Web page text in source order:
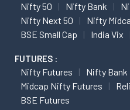
Nifty 50 Nifty Bank
Nifty Next 50
Nifty
BSE Small Cap
India Vix
FUTURES :
Nifty Futures
Nifty Bank
Midcap Nifty Futures
BSE Futures